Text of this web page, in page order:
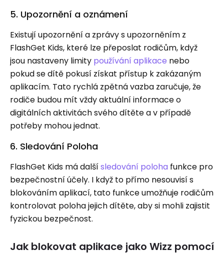
5. Upozornění a oznámení
Existují upozornění a zprávy s upozorněním z
FlashGet Kids, které lze přeposlat rodičům, když
jsou nastaveny limity používání aplikace nebo
pokud se dítě pokusí získat přístup k zakázaným
aplikacím. Tato rychlá zpětná vazba zaručuje, že
rodiče budou mít vždy aktuální informace o
digitálních aktivitách svého dítěte a v případě
potřeby mohou jednat.
6. Sledování Poloha
FlashGet Kids má dalšísledování poloha funkce pro
bezpečnostní účely. I když to přímo nesouvisí s
blokováním aplikací, tato funkce umožňuje rodičům
kontrolovat poloha jejich dítěte, aby si mohli zajistit
fyzickou bezpečnost.
Jak blokovat aplikace jako Wizz pomocí